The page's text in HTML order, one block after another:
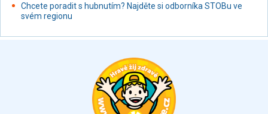
Restaurace, jídelny, hotová jídla
Fastfood
Studená kuchyně, lahůdkářské výrobky
Chcete poradit s hubnutím? Najděte si odborníka STOBu ve
svém regionu